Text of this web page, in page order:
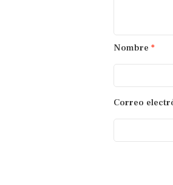
Nombre *
Correo